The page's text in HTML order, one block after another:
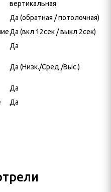
вертикальная
Да (обратная / потолочная)
Да (вкл 12сек / выкл 2сек)
Да
Да (Низк./Сред./Выс.)
Да
Да